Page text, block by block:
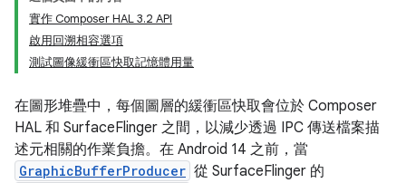
實作 Composer HAL 3.2 API
啟用回溯相容選項
測試圖像緩衝區快取記憶體用量
在圖形堆疊中，每個圖層的緩衝區快取會位於 Composer
HAL 和 SurfaceFlinger 之間，以減少透過 IPC 傳送檔案描
述元相關的作業負擔。在 Android 14 之前，當
GraphicBufferProducer 從 SurfaceFlinger 的